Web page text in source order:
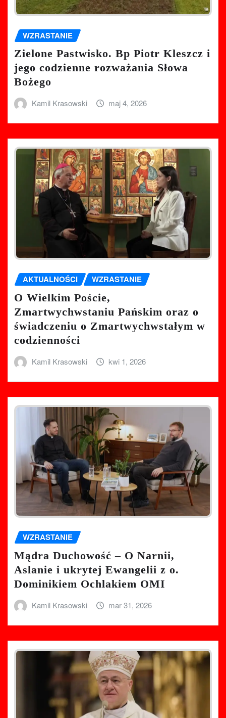
WZRASTANIE
Zielone Pastwisko. Bp Piotr Kleszcz i
jego codzienne rozważania Słowa
Bożego
Kamil Krasowski maj 4, 2026
AKTUALNOŚCI WZRASTANIE
O Wielkim Poście,
Zmartwychwstaniu Pańskim oraz o
świadczeniu o Zmartwychwstałym w
codzienności
Kamil Krasowski kwi 1, 2026
WZRASTANIE
Mądra Duchowość – O Narnii,
Aslanie i ukrytej Ewangelii z o.
Dominikiem Ochlakiem OMI
Kamil Krasowski mar 31, 2026